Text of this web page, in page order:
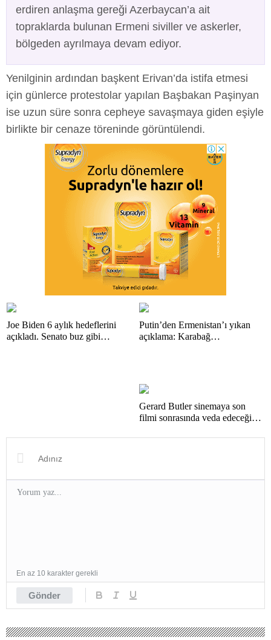
erdiren anlaşma gereği Azerbaycan’a ait
topraklarda bulunan Ermeni siviller ve askerler,
bölgeden ayrılmaya devam ediyor.
Yenilginin ardından başkent Erivan’da istifa etmesi
için günlerce protestolar yapılan Başbakan Paşinyan
ise uzun süre sonra cepheye savaşmaya giden eşiyle
birlikte bir cenaze töreninde görüntülendi.
Joe Biden 6 aylık hedeflerini
açıkladı. Senato buz gibi…
Putin’den Ermenistan’ı yıkan
açıklama: Karabağ
Gerard Butler sinemaya son
filmi sonrasında veda edeceğini
Gönder
En az 10 karakter gerekli